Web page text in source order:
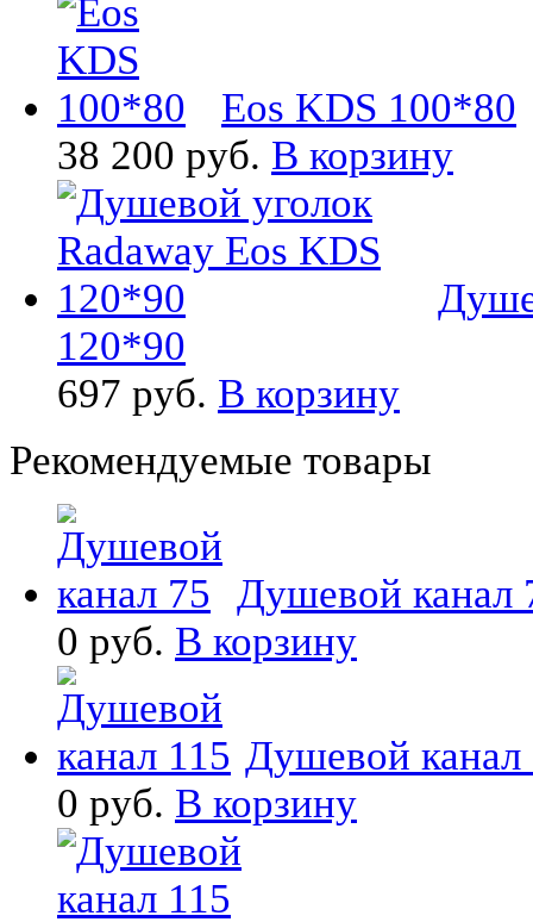
Eos KDS 100*80
38 200 руб. В корзину
120*90
697 руб. В корзину
Рекомендуемые товары
Душевой канал
0 руб. В корзину
Душевой канал
0 руб. В корзину